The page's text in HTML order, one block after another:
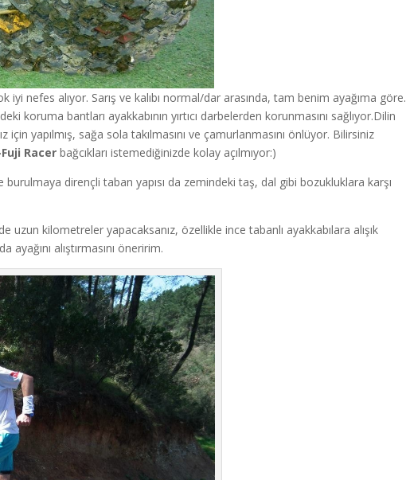
nefes alıyor. Sarış ve kalıbı normal/dar arasında, tam benim ayağıma göre.
koruma bantları ayakkabının yırtıcı darbelerden korunmasını sağlıyor.Dilin
için yapılmış, sağa sola takılmasını ve çamurlanmasını önlüyor. Bilirsiniz
Fuji Racerbağcıkları istemediğinizde kolay açılmıyor:)
dirençli taban yapısı da zemindeki taş, dal gibi bozukluklara karşı
uzun kilometreler yapacaksanız, özellikle ince tabanlı ayakkabılara alışık
alıştırmasını öneririm.